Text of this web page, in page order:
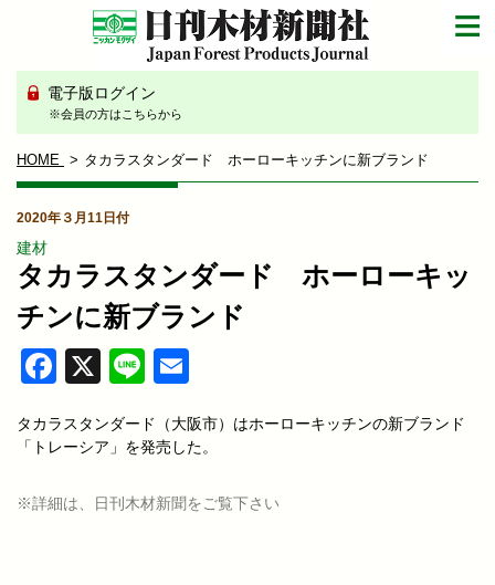
電子版ログイン
※会員の方はこちらから
HOME タカラスタンダード ホーローキッチンに新ブランド
2020年３月11日付
建材
タカラスタンダード ホーローキッ
チンに新ブランド
Facebook
X Line
タカラスタンダード（大阪市）はホーローキッチンの新ブランド
「トレーシア」を発売した。
※詳細は、日刊木材新聞をご覧下さい